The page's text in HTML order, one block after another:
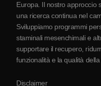
Partnership
Europa. Il nostro approccio
una ricerca continua nel
Sviluppiamo programmi
staminali mesenchimali e
supportare il recupero,
funzionalità e la qualità
Disclaimer